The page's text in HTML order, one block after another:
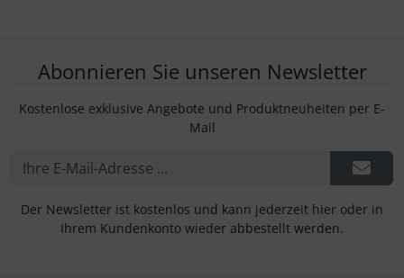
Abonnieren Sie unseren Newsletter
Kostenlose exklusive Angebote und Produktneuheiten per E-
Mail
Der Newsletter ist kostenlos und kann jederzeit hier oder in
Ihrem Kundenkonto wieder abbestellt werden.